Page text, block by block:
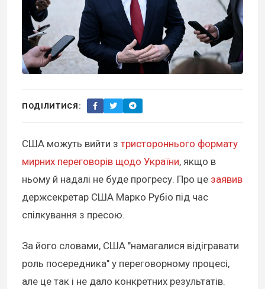
ПОДІЛИТИСЯ:
США можуть вийти з тристороннього формату
мирних переговорів щодо України, якщо в
ньому й надалі не буде прогресу. Про це заявив
держсекретар США Марко Рубіо під час
спілкування з пресою.
За його словами, США "намагалися відігравати
роль посередника" у переговорному процесі,
але це так і не дало конкретних результатів.